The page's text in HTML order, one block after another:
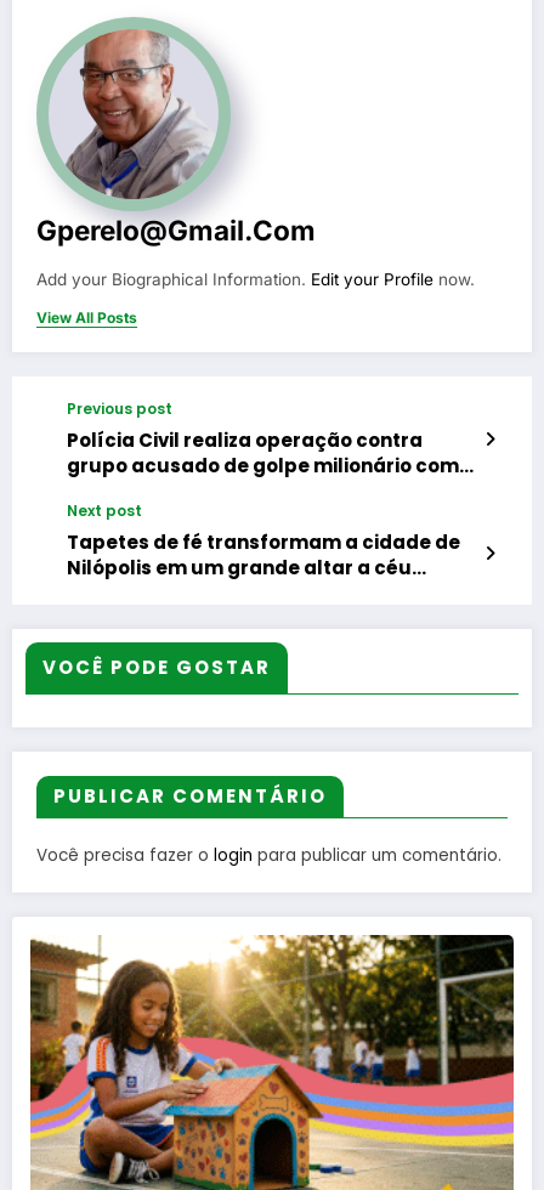
Gperelo@gmail.com
Add your Biographical Information. Edit your Profile now.
View All Posts
Previous post
Polícia Civil realiza operação contra
grupo acusado de golpe milionário com
Next post
Tapetes de fé transformam a cidade de
Nilópolis em um grande altar a céu
VOCÊ PODE GOSTAR
PUBLICAR COMENTÁRIO
Você precisa fazer o login para publicar um comentário.